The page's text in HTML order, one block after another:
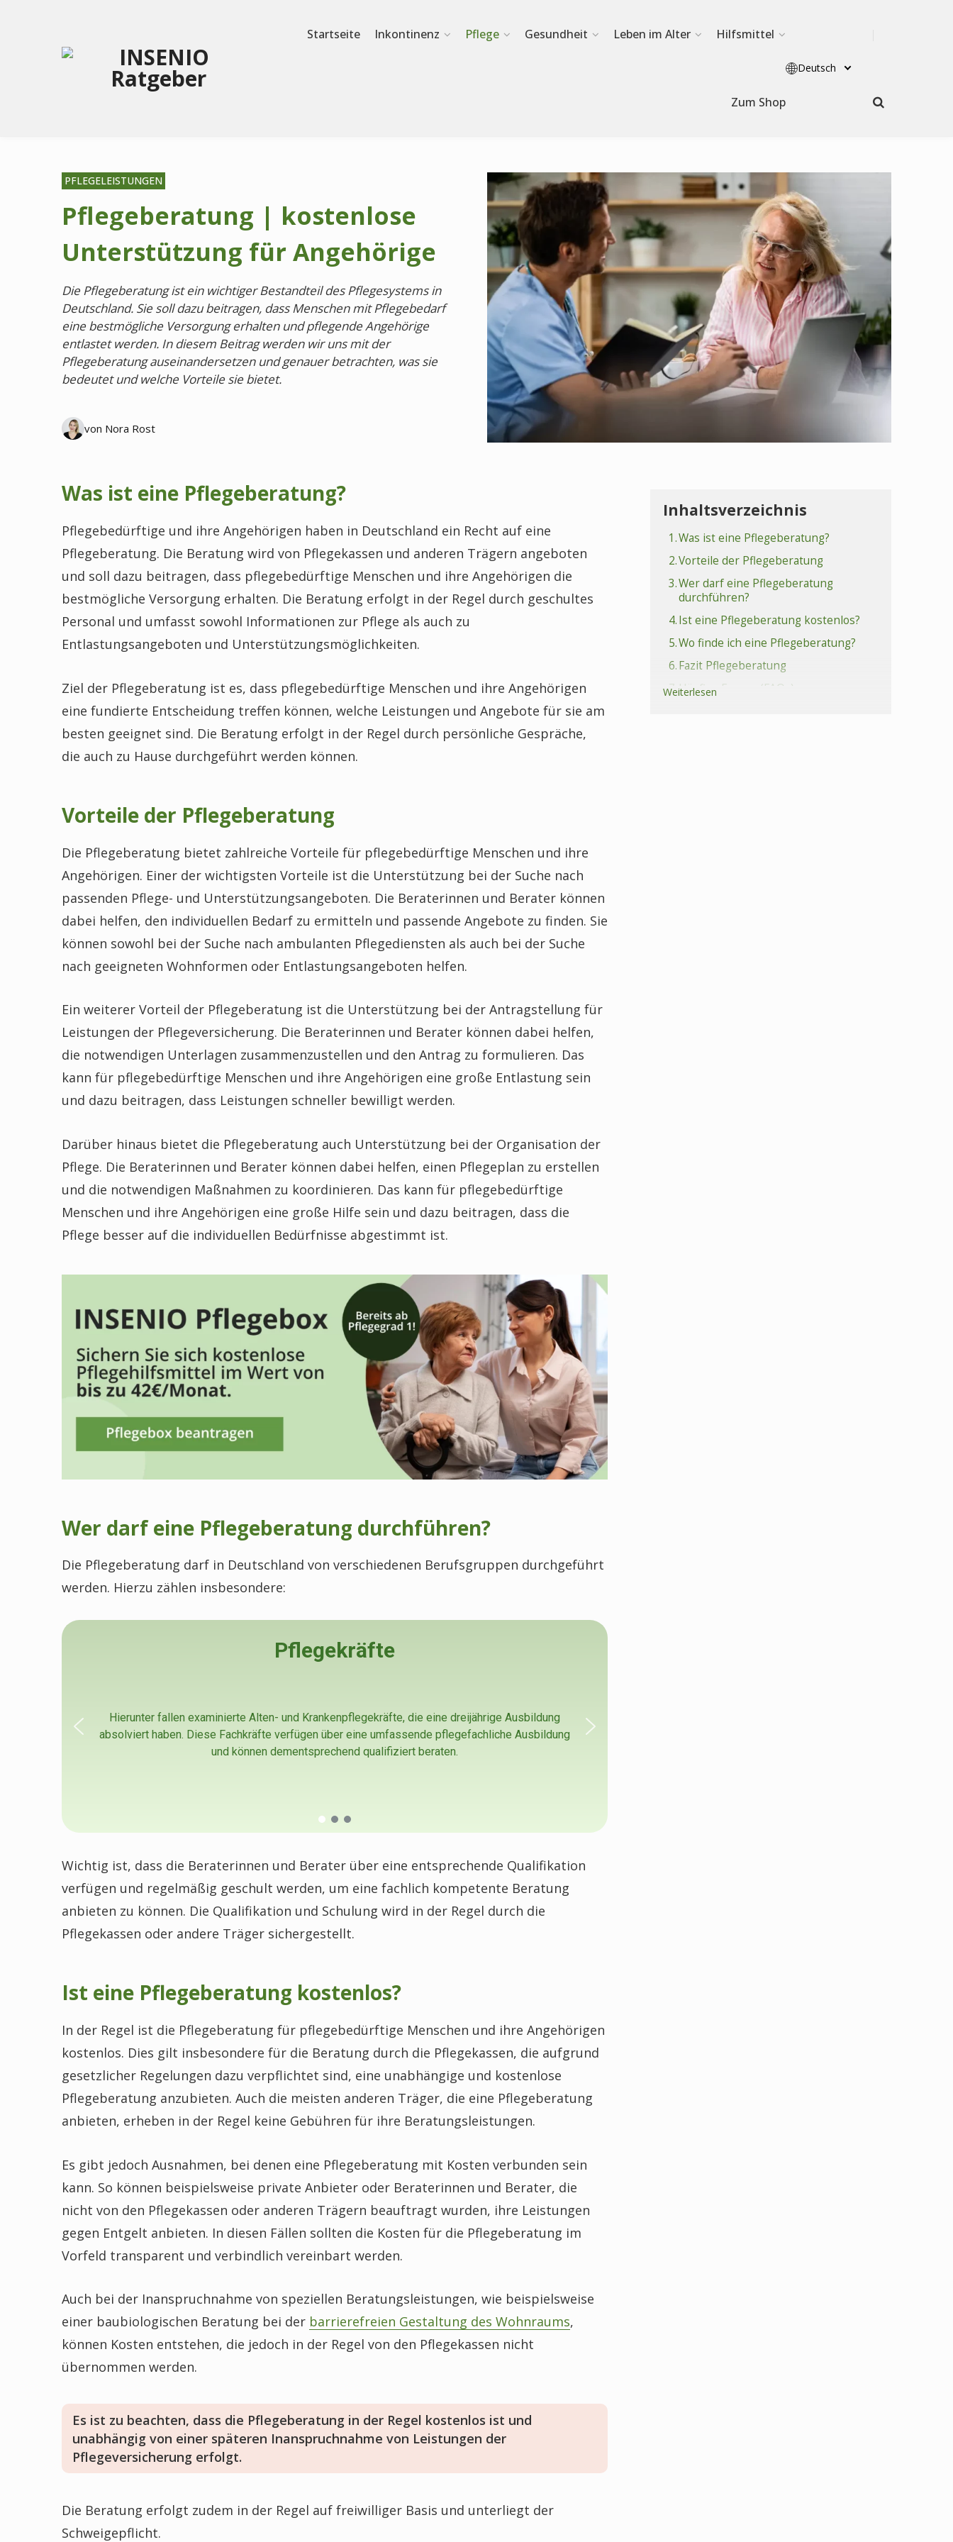
Startseite Inkontinenz Pflege Gesundheit Leben im Alter Hilfsmittel
Zum Shop
Deutsch
PFLEGELEISTUNGEN
Pflegeberatung | kostenlose
Unterstützung für Angehörige
Die Pflegeberatung ist ein wichtiger Bestandteil des Pflegesystems in
Deutschland. Sie soll dazu beitragen, dass Menschen mit Pflegebedarf
eine bestmögliche Versorgung erhalten und pflegende Angehörige
entlastet werden. In diesem Beitrag werden wir uns mit der
Pflegeberatung auseinandersetzen und genauer betrachten, was sie
bedeutet und welche Vorteile sie bietet.
von Nora Rost
Was ist eine Pflegeberatung?
Pflegebedürftige und ihre Angehörigen haben in Deutschland ein Recht auf eine
Pflegeberatung. Die Beratung wird von Pflegekassen und anderen Trägern angeboten
und soll dazu beitragen, dass pflegebedürftige Menschen und ihre Angehörigen die
bestmögliche Versorgung erhalten. Die Beratung erfolgt in der Regel durch geschultes
Personal und umfasst sowohl Informationen zur Pflege als auch zu
Entlastungsangeboten und Unterstützungsmöglichkeiten.
Ziel der Pflegeberatung ist es, dass pflegebedürftige Menschen und ihre Angehörigen
eine fundierte Entscheidung treffen können, welche Leistungen und Angebote für sie am
besten geeignet sind. Die Beratung erfolgt in der Regel durch persönliche Gespräche,
die auch zu Hause durchgeführt werden können.
Vorteile der Pflegeberatung
Die Pflegeberatung bietet zahlreiche Vorteile für pflegebedürftige Menschen und ihre
Angehörigen. Einer der wichtigsten Vorteile ist die Unterstützung bei der Suche nach
passenden Pflege- und Unterstützungsangeboten. Die Beraterinnen und Berater können
dabei helfen, den individuellen Bedarf zu ermitteln und passende Angebote zu finden. Sie
können sowohl bei der Suche nach ambulanten Pflegediensten als auch bei der Suche
nach geeigneten Wohnformen oder Entlastungsangeboten helfen.
Ein weiterer Vorteil der Pflegeberatung ist die Unterstützung bei der Antragstellung für
Leistungen der Pflegeversicherung. Die Beraterinnen und Berater können dabei helfen,
die notwendigen Unterlagen zusammenzustellen und den Antrag zu formulieren. Das
kann für pflegebedürftige Menschen und ihre Angehörigen eine große Entlastung sein
und dazu beitragen, dass Leistungen schneller bewilligt werden.
Darüber hinaus bietet die Pflegeberatung auch Unterstützung bei der Organisation der
Pflege. Die Beraterinnen und Berater können dabei helfen, einen Pflegeplan zu erstellen
und die notwendigen Maßnahmen zu koordinieren. Das kann für pflegebedürftige
Menschen und ihre Angehörigen eine große Hilfe sein und dazu beitragen, dass die
Pflege besser auf die individuellen Bedürfnisse abgestimmt ist.
Wer darf eine Pflegeberatung durchführen?
Die Pflegeberatung darf in Deutschland von verschiedenen Berufsgruppen durchgeführt
werden. Hierzu zählen insbesondere:
Pflegekräfte
Hierunter fallen examinierte Alten- und Krankenpflegekräfte, die eine dreijährige Ausbildung
absolviert haben. Diese Fachkräfte verfügen über eine umfassende pflegefachliche Ausbildung
und können dementsprechend qualifiziert beraten.
Wichtig ist, dass die Beraterinnen und Berater über eine entsprechende Qualifikation
verfügen und regelmäßig geschult werden, um eine fachlich kompetente Beratung
anbieten zu können. Die Qualifikation und Schulung wird in der Regel durch die
Pflegekassen oder andere Träger sichergestellt.
Ist eine Pflegeberatung kostenlos?
In der Regel ist die Pflegeberatung für pflegebedürftige Menschen und ihre Angehörigen
kostenlos. Dies gilt insbesondere für die Beratung durch die Pflegekassen, die aufgrund
gesetzlicher Regelungen dazu verpflichtet sind, eine unabhängige und kostenlose
Pflegeberatung anzubieten. Auch die meisten anderen Träger, die eine Pflegeberatung
anbieten, erheben in der Regel keine Gebühren für ihre Beratungsleistungen.
Es gibt jedoch Ausnahmen, bei denen eine Pflegeberatung mit Kosten verbunden sein
kann. So können beispielsweise private Anbieter oder Beraterinnen und Berater, die
nicht von den Pflegekassen oder anderen Trägern beauftragt wurden, ihre Leistungen
gegen Entgelt anbieten. In diesen Fällen sollten die Kosten für die Pflegeberatung im
Vorfeld transparent und verbindlich vereinbart werden.
Auch bei der Inanspruchnahme von speziellen Beratungsleistungen, wie beispielsweise
einer baubiologischen Beratung bei der barrierefreien Gestaltung des Wohnraums,
können Kosten entstehen, die jedoch in der Regel von den Pflegekassen nicht
übernommen werden.
Es ist zu beachten, dass die Pflegeberatung in der Regel kostenlos ist und
unabhängig von einer späteren Inanspruchnahme von Leistungen der
Pflegeversicherung erfolgt.
Die Beratung erfolgt zudem in der Regel auf freiwilliger Basis und unterliegt der
Schweigepflicht.
Inhaltsverzeichnis
1.Was ist eine Pflegeberatung?
2.Vorteile der Pflegeberatung
3.Wer darf eine Pflegeberatung
durchführen?
4.Ist eine Pflegeberatung kostenlos?
5.Wo finde ich eine Pflegeberatung?
6.Fazit Pflegeberatung
7.Häufige Fragen (FAQs) zur
Weiterlesen